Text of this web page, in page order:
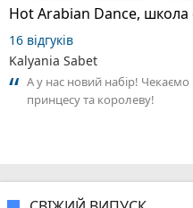
16 відгуків
Kalyania Sabet
А у нас новий набір!
принцесу та королеву!